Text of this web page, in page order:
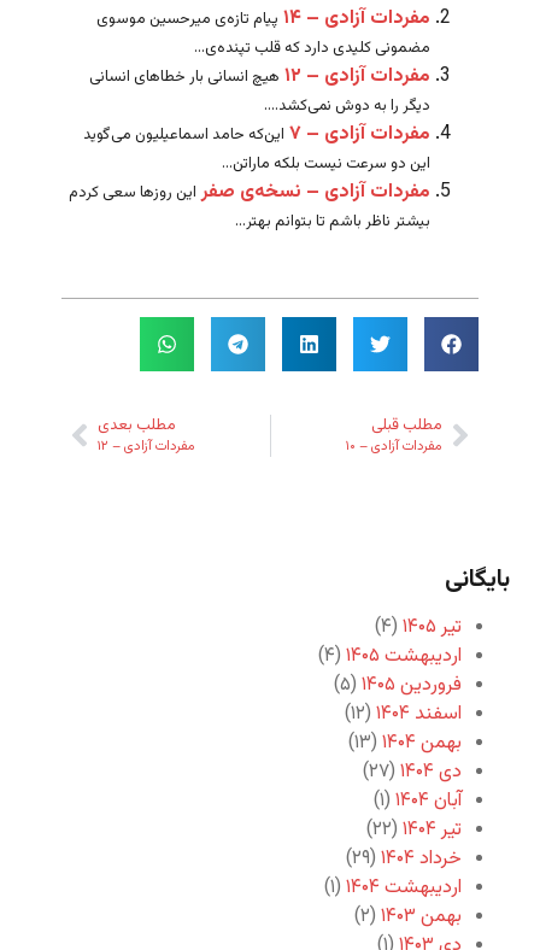
مفردات آزادی – ۱۴
پیام تازه‌ی میرحسین موسوی
مضمونی کلیدی دارد که قلب تپنده‌ی...
مفردات آزادی – ۱۲
هیچ انسانی بار خطاهای انسانی
دیگر را به دوش نمی‌کشد....
مفردات آزادی – ۷
این‌که حامد اسماعیلیون می‌گوید
این دو سرعت نیست بلکه ماراتن...
مفردات آزادی – نسخه‌ی صفر این روزها سعی کردم
بیشتر ناظر باشم تا بتوانم بهتر...
مطلب قبلی
مفردات آزادی – ۱۰
مطلب بعدی
مفردات آزادی – ۱۲
بایگانی
تیر ۱۴۰۵
(۴)
اردیبهشت ۱۴۰۵
(۴)
فروردین ۱۴۰۵
(۵)
اسفند ۱۴۰۴
(۱۲)
بهمن ۱۴۰۴
(۱۳)
دی ۱۴۰۴
(۲۷)
آبان ۱۴۰۴
(۱)
تیر ۱۴۰۴
(۲۲)
خرداد ۱۴۰۴
(۲۹)
اردیبهشت ۱۴۰۴
(۱)
بهمن ۱۴۰۳
(۲)